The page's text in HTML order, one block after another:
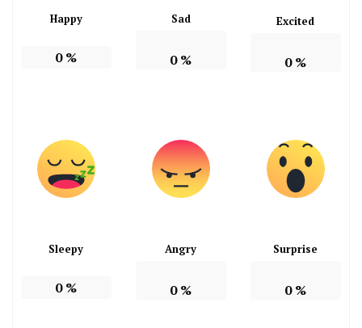
Happy
0%
Sad
0%
Excited
0%
Sleepy
0%
Angry
0%
Surprise
0%